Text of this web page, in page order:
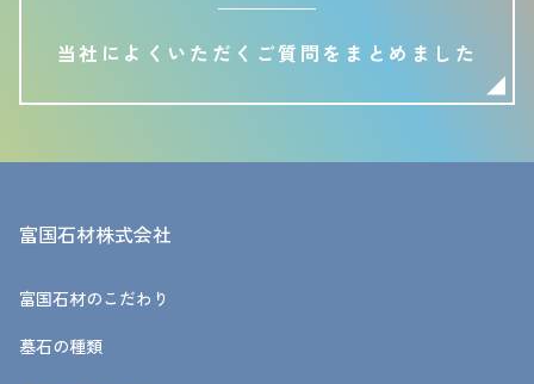
当社によくいただくご質問をまとめました
富国石材株式会社
富国石材のこだわり
墓石の種類